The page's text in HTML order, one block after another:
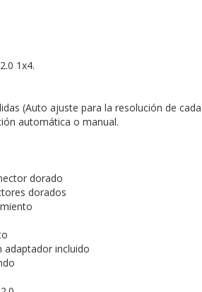
1x4.
(Auto ajuste para la resolución de
automática o manual.
dorado
dorados
adaptador incluido